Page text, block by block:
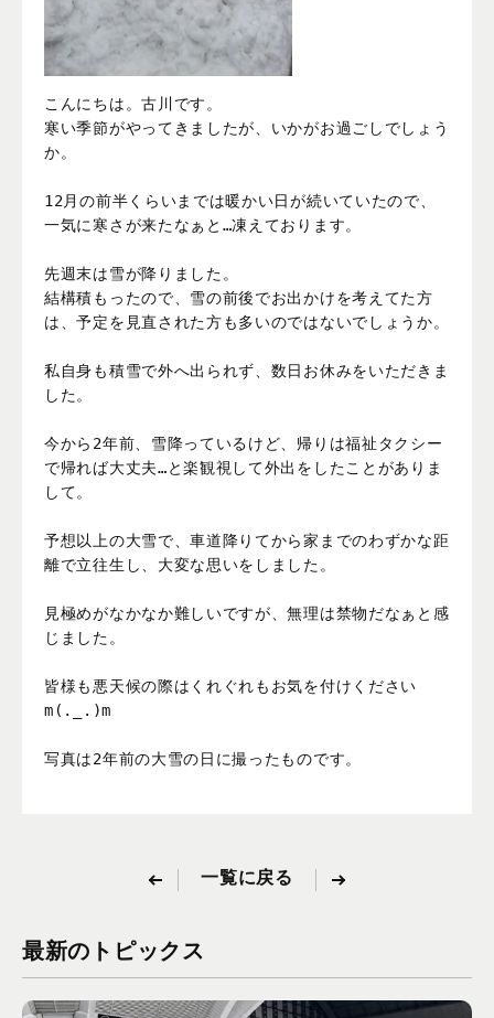
こんにちは。古川です。
寒い季節がやってきましたが、いかがお過ごしでしょう
か。
12月の前半くらいまでは暖かい日が続いていたので、
一気に寒さが来たなぁと…凍えております。
先週末は雪が降りました。
結構積もったので、雪の前後でお出かけを考えてた方
は、予定を見直された方も多いのではないでしょうか。
私自身も積雪で外へ出られず、数日お休みをいただきま
した。
今から2年前、雪降っているけど、帰りは福祉タクシー
で帰れば大丈夫…と楽観視して外出をしたことがありま
して。
予想以上の大雪で、車道降りてから家までのわずかな距
離で立往生し、大変な思いをしました。
見極めがなかなか難しいですが、無理は禁物だなぁと感
じました。
皆様も悪天候の際はくれぐれもお気を付けください
m(._.)m
写真は2年前の大雪の日に撮ったものです。
一覧に戻る
最新のトピックス